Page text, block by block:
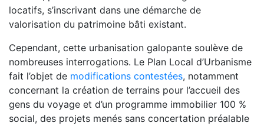
locatifs, s’inscrivant dans une démarche de
valorisation du patrimoine bâti existant.
Cependant, cette urbanisation galopante soulève de
nombreuses interrogations. Le Plan Local d’Urbanisme
fait l’objet de modifications contestées, notamment
concernant la création de terrains pour l’accueil des
gens du voyage et d’un programme immobilier 100 %
social, des projets menés sans concertation préalable